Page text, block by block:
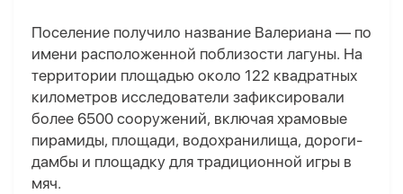
Поселение получило название Валериана — по
имени расположенной поблизости лагуны. На
территории площадью около 122 квадратных
километров исследователи зафиксировали
более 6500 сооружений, включая храмовые
пирамиды, площади, водохранилища, дороги-
дамбы и площадку для традиционной игры в
мяч.